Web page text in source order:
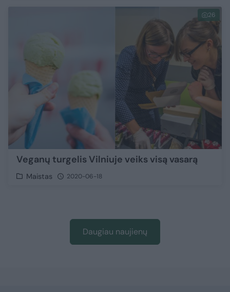
26
Veganų turgelis Vilniuje veiks visą vasarą
Maistas 2020-06-18
Daugiau naujienų